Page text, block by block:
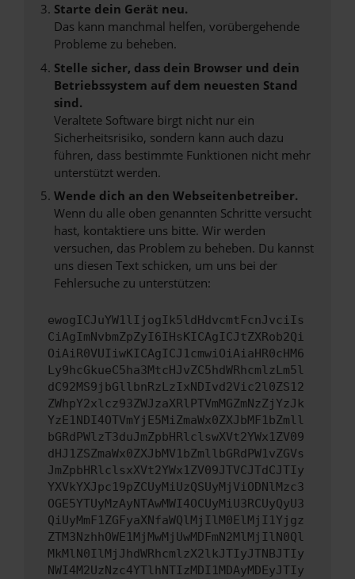
Starte dein Gerät neu.
Das kann manchmal helfen, vorübergehende
Probleme zu beheben.
Stelle sicher, dass dein Browser und dein
Betriebssystem auf dem neuesten Stand
sind.
Veraltete Software birgt nicht nur ein
Sicherheitsrisiko, sondern kann auch dazu
führen, dass bestimmte Funktionen nicht mehr
unterstützt werden.
Wende dich an den Webseitenbetreiber.
Wenn du alle oben genannten Schritte versucht
hast, kontaktiere uns bitte. Wir werden
versuchen, das Problem zu beheben. Du kannst
uns diesen Text schicken, um uns bei der
Fehlersuche zu unterstützen:
ewogICJuYW1lIjogIk5ldHdvcmtFcnJvciIs
CiAgImNvbmZpZyI6IHsKICAgICJtZXRob2Qi
OiAiR0VUIiwKICAgICJ1cmwiOiAiaHR0cHM6
Ly9hcGkueC5ha3MtcHJvZC5hdWRhcmlzLm5l
dC92MS9jbGllbnRzLzIxNDIvd2Vic2l0ZS12
ZWhpY2xlcz93ZWJzaXRlPTVmMGZmNzZjYzJk
YzE1NDI4OTVmYjE5MiZmaWx0ZXJbMF1bZmll
bGRdPWlzT3duJmZpbHRlclswXVt2YWx1ZV09
dHJ1ZSZmaWx0ZXJbMV1bZmllbGRdPW1vZGVs
JmZpbHRlclsxXVt2YWx1ZV09JTVCJTdCJTIy
YXVkYXJpc19pZCUyMiUzQSUyMjViODNlMzc3
OGE5YTUyMzAyNTAwMWI4OCUyMiU3RCUyQyU3
QiUyMmF1ZGFyaXNfaWQlMjIlM0ElMjI1Yjgz
ZTM3NzhhOWE1MjMwMjUwMDFmN2MlMjIlN0Ql
MkMlN0IlMjJhdWRhcmlzX2lkJTIyJTNBJTIy
NWI4M2UzNzc4YTlhNTIzMDI1MDAyMDEyJTIy